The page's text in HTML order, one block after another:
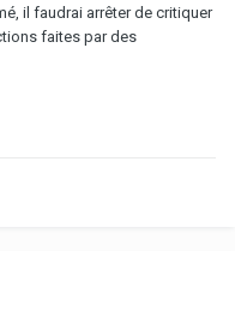
il faudrai arrêter de critiquer
faites par des